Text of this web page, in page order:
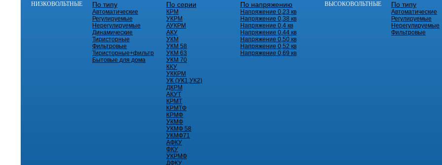
НИЗКОВОЛЬТНЫЕ По типу
Автоматические
Регулируемые
Нерегулируемые
Динамические
Тиристорные
Фильтровые
Тиристорные+фильтр
Бытовые для дома
По серии
КРМ
УКРМ
АУКРМ
АКУ
УКМ
УКМ 58
УКМ 63
УКМ 70
ККУ
УККРМ
УК (УК1,УК2)
ДКРМ
АКУТ
КРМТ
КРМТФ
КРМФ
УКМФ
УКМФ 58
УКМФ71
АФКУ
ФКУ
УКРМФ
ДФКУ
По напряжению
Напряжение 0,23 кв
Напряжение 0,38 кв
Напряжение 0,4 кв
Напряжение 0,44 кв
Напряжение 0,50 кв
Напряжение 0,52 кв
Напряжение 0,69 кв
ВЫСОКОВОЛЬТНЫЕ По типу
Автоматические
Регулируемые
Нерегулируемые
Фильтровые